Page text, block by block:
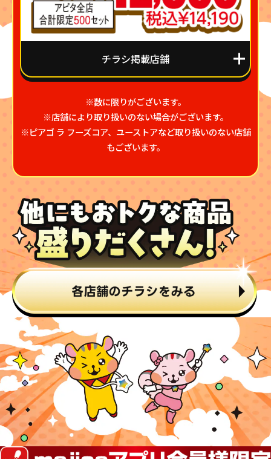
チラシ掲載店舗
※数に限りがございます。
※店舗により取り扱いのない場合がございます。
※ピアゴ ラ フーズコア、ユーストアなど取り扱いのない店舗
もございます。